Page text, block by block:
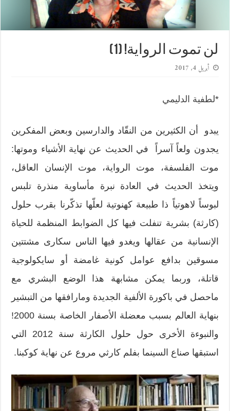
لن تموت الرواية! (1)
أبريل 4, 2017
*لطفية الدليمي
يبدو أن الكثيرين من النقّاد والدارسين وبعض المفكرين
يجدون ولعاً آسراً في الحديث عن نهاية الأشياء وموتها:
موت الفلسفة، موت الرواية، موت الإنسان العاقل،
ويتخذ الحديث في العادة نبرة مأساوية منذرة تلبس
لبوساً لاهوتياً ذا طبيعة كهنوتية لعلّها تذكّرنا بقرب حلول
(كارثة) بشرية تنفلت فيها كل الضوابط المنظمة للحياة
الإنسانية من عقالها ويغدو فيها الناس سكارى مشتتين
مسوقين بدافع عوامل كونية غامضة أو سايكولوجية
قاتلة، وربما يمكن مشابهة هذا الوضع البشري مع
ماحصل في باكورة الألفية الجديدة ومارافقها من التبشير
بنهاية العالم بسبب معضلة الأصفار الخاصة بسنة 2000!
والنبوءة الأخرى حول حلول الكارثة سنة 2012 التي
استبقها صناع السينما بفلم كارثي مروع عن نهاية كوكبنا.